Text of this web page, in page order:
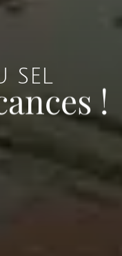
SEL
!